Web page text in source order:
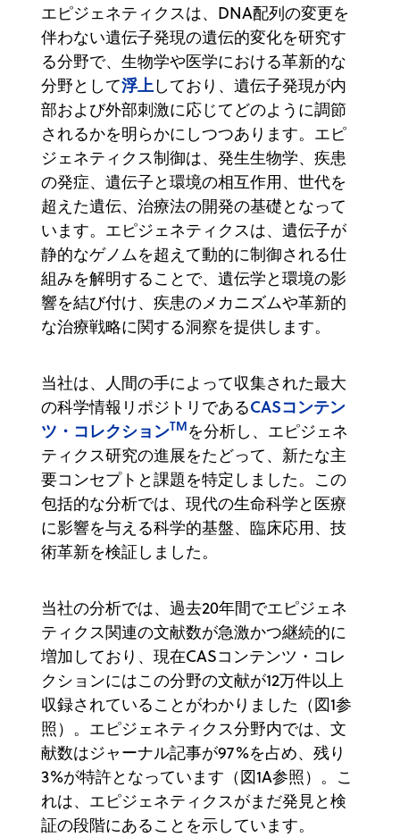
エピジェネティクスは、DNA配列の変更を
伴わない遺伝子発現の遺伝的変化を研究す
る分野で、生物学や医学における革新的な
分野として浮上しており、遺伝子発現が内
部および外部刺激に応じてどのように調節
されるかを明らかにしつつあります。エピ
ジェネティクス制御は、発生生物学、疾患
の発症、遺伝子と環境の相互作用、世代を
超えた遺伝、治療法の開発の基礎となって
います。エピジェネティクスは、遺伝子が
静的なゲノムを超えて動的に制御される仕
組みを解明することで、遺伝学と環境の影
響を結び付け、疾患のメカニズムや革新的
な治療戦略に関する洞察を提供します。
当社は、人間の手によって収集された最大
の科学情報リポジトリであるCASコンテン
ツ・コレクションTMを分析し、エピジェネ
ティクス研究の進展をたどって、新たな主
要コンセプトと課題を特定しました。この
包括的な分析では、現代の生命科学と医療
に影響を与える科学的基盤、臨床応用、技
術革新を検証しました。
当社の分析では、過去20年間でエピジェネ
ティクス関連の文献数が急激かつ継続的に
増加しており、現在CASコンテンツ・コレ
クションにはこの分野の文献が12万件以上
収録されていることがわかりました（図1参
照）。エピジェネティクス分野内では、文
献数はジャーナル記事が97%を占め、残り
3%が特許となっています（図1A参照）。こ
れは、エピジェネティクスがまだ発見と検
証の段階にあることを示しています。